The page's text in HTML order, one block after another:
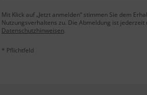
Mit Klick auf „Jetzt anmelden“ stimmen Sie dem
Nutzungsverhaltens zu. Die Abmeldung ist
Datenschutzhinweisen.
* Pflichtfeld